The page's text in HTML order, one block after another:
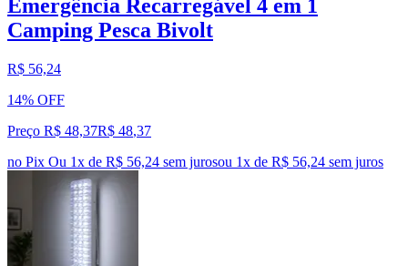
Emergência Recarregável 4 em 1
Camping Pesca Bivolt
R$ 56,24
14% OFF
Preço R$ 48,37R$ 48,37
no Pix Ou 1x de R$ 56,24 sem jurosou 1x de R$ 56,24 sem juros